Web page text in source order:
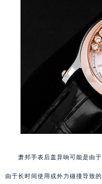
萧邦手表后盖异响可能是由于
由于长时间使用或外力碰撞导致